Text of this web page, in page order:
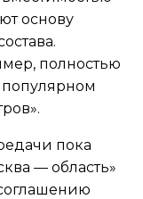
основу
полностью
популярном
пока
— область»